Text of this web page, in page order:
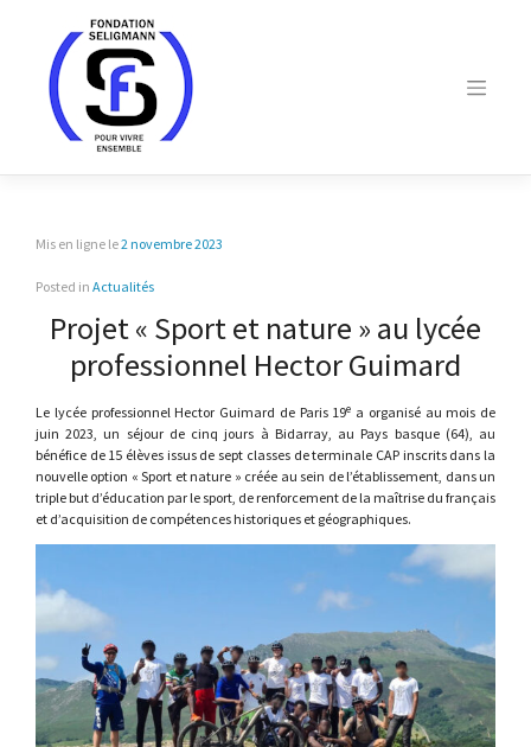
Mis en ligne le2 novembre 2023
Posted in Actualités
Projet « Sport et nature » au lycée
professionnel Hector Guimard
Le lycée professionnel Hector Guimard de Paris 19e a organisé au mois de
juin 2023, un séjour de cinq jours à Bidarray, au Pays basque (64), au
bénéfice de 15 élèves issus de sept classes de terminale CAP inscrits dans la
nouvelle option « Sport et nature » créée au sein de l’établissement, dans un
triple but d’éducation par le sport, de renforcement de la maîtrise du français
et d’acquisition de compétences historiques et géographiques.